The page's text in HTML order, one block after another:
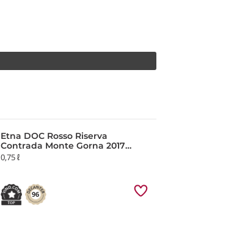
Etna DOC Rosso Riserva
Contrada Monte Gorna 2017
Nicosia
0,75 ℓ
96